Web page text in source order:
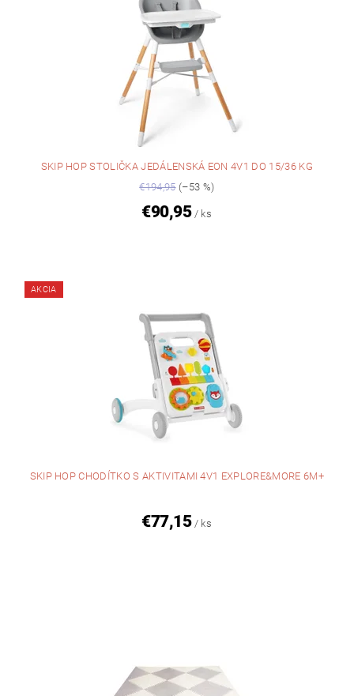
SKIP HOP STOLIČKA JEDÁLENSKÁ EON 4V1 DO 15/36 KG
€194,95(–53 %)
€90,95 / ks
AKCIA
SKIP HOP CHODÍTKO S AKTIVITAMI 4V1 EXPLORE&MORE 6M+
€77,15 / ks